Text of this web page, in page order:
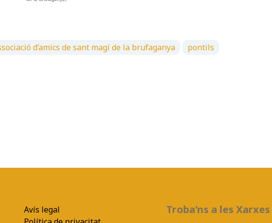
d’amics de sant magí de la brufaganya pontils
Avís legal
Troba'ns a les Xarxes